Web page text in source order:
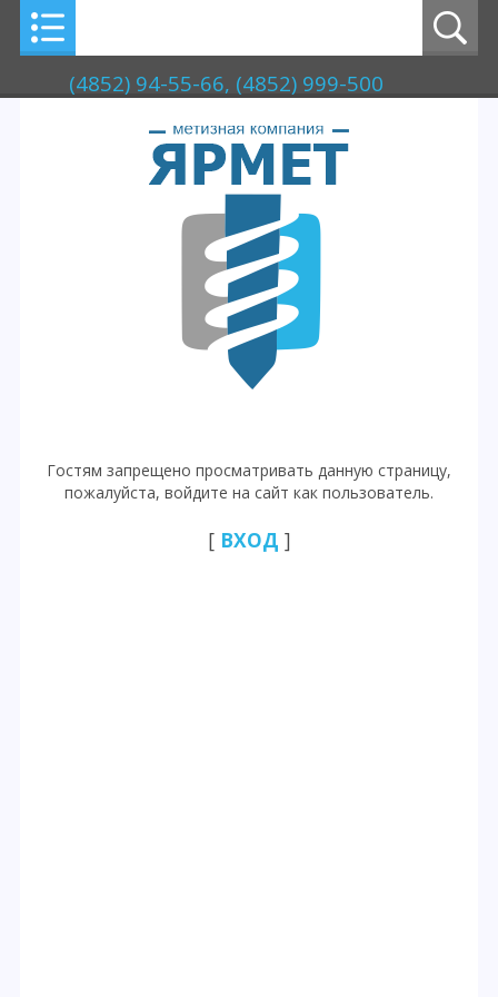
(4852) 94-55-66, (4852) 999-500
Гостям запрещено просматривать данную страницу,
пожалуйста, войдите на сайт как пользователь.
[ ВХОД ]